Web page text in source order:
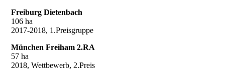
Freiburg Dietenbach
106 ha
2017-2018, 1.Preisgruppe
München Freiham 2.RA
57 ha
2018, Wettbewerb, 2.Preis